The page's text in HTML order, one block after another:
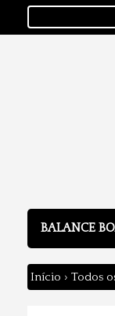
BALANCE
Início › Todos